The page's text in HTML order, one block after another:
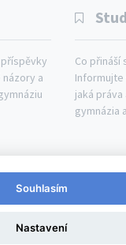
a
Co přináší
jaká
gymnázia
Souhlasím
Nastavení